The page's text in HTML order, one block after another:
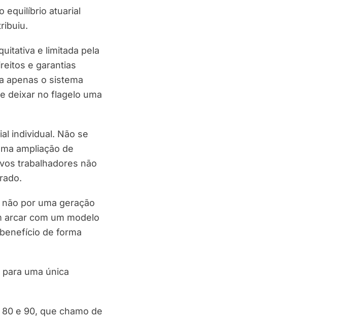
equilíbrio atuarial
e limitada pela
e garantias
apenas o sistema
deixar no flagelo uma
individual. Não se
ampliação de
trabalhadores não
por uma geração
arcar com um modelo
de forma
uma única
e 90, que chamo de